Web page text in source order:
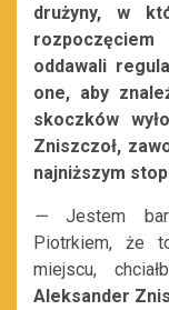
drużyny, w
oddawali
one, aby
skoczków
Zniszczoł,
najniższym
— Jestem
Piotrkiem, że
miejscu,
Aleksander